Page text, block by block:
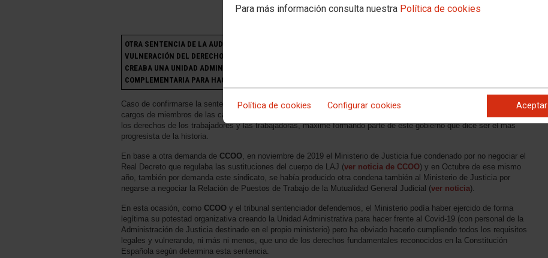
Para más información consulta nuestra Política de cookies
Política de cookies Configurar cookies Aceptar
OTRA SENTENCIA DE LA AUDIENCIA NACIONAL GANADA POR CCOO, QUE CONDENA AL MINISTERIO DE JUSTICIA POR
VULNERACIÓN DEL DERECHO FUNDAMENTAL DE LIBERTAD SINDICAL, ANULA LA
CREABA UNA UNIDAD ADMINISTRATIVA EN LA ADMINISTRACIÓN DE JUSTICIA COMO MEDIDA URGENTE
COMPLEMENTARIA PARA HACER FRENTE AL COVID-19
Caso de confirmarse la sentencia, paraCCOOsería inconcebible que el Ministerio de Justicia, plagado en sus altos
cargos de miembros de las carreras judicial y fiscal, vulnere con total prepotencia las leyes cuando se trata de respetar
los derechos de los trabajadores y las trabajadoras, máxime formando parte de este gobierno que dice ser el más
progresista de la historia.
En base a otra demanda de CCOO, en noviembre de 2019 el Ministerio de Justicia fue condenado por no negociar el
Real Decreto que regulaba las sustituciones del cuerpo de LAJ (ver noticia de CCOO) y en Octubre de ese mismo
año, también por demanda este sindicato, se había producido otra condena también al Ministerio de Justicia por
negarse a negociar la Relación de Puestos de Trabajo de la Mutualidad General Judicial (ver noticia).
En esta ocasión, como CCOO y el tribunal sentenciador defendemos, el Ministerio podía haber ejercido de forma
legítima su potestad organizativa creando la Unidad Administrativa para hacer frente al Covid-19 (con personal de la
Administración de Justicia destinado en el propio ministerio) pero ha obviado hacerlo cumpliendo todos los requisitos
legales y vulnerando, ni más ni menos, que uno de los derechos fundamentales reconocidos en la Constitución
Española según determina esta sentencia.